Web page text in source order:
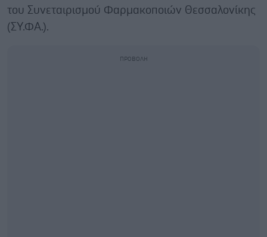
του Συνεταιρισμού Φαρμακοποιών Θεσσαλονίκης
(ΣΥ.ΦΑ.).